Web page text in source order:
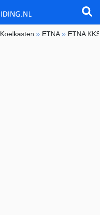
Koelkasten » ETNA » ETNA